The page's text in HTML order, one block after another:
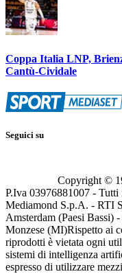
Coppa Italia LNP,
Cantù-Cividale
Seguici su
Copyright ©
P.Iva 03976881007 -
Mediamond S.p.A. - RTI
Amsterdam (Paesi
Monzese (MI)Rispetto ai
riprodotti è vietata ogni
sistemi di intelligenza
espresso di utilizzare